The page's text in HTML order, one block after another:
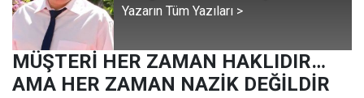
Yazarın Tüm Yazıları >
MÜŞTERİ HER ZAMAN HAKLIDIR…
AMA HER ZAMAN NAZİK DEĞİLDİR